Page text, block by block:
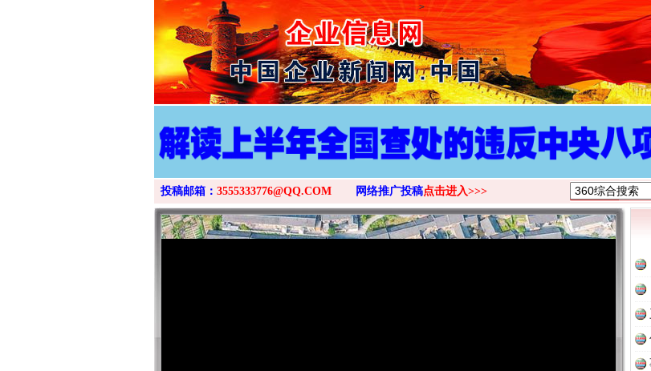
>
投稿邮箱： 3555333776@QQ.COM 网络推广投稿点击进入>>>